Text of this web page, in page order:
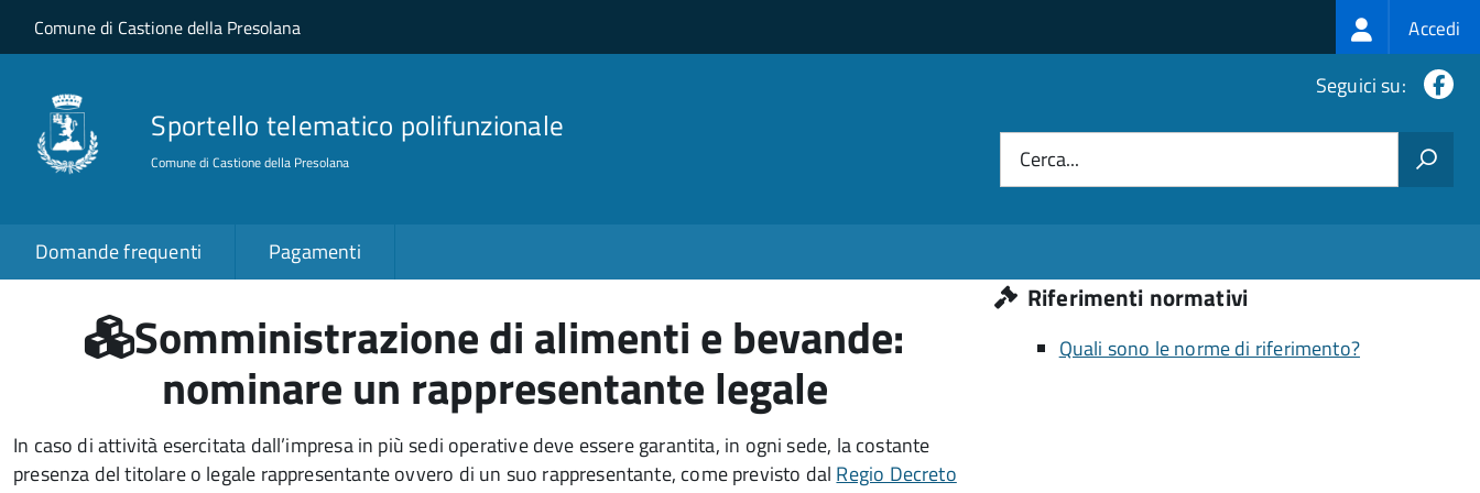
Salta al contenuto principale
Skip to site navigation
Comune di Castione della Presolana Login
menu
Accedi
Sportello telematico polifunzionale
Comune di Castione della Presolana
Seguici su:
Cerca...
Domande frequenti Pagamenti
Somministrazione di alimenti e bevande:
nominare un rappresentante legale
In caso di attività esercitata dall’impresa in più sedi operative deve essere garantita, in ogni sede, la costante
presenza del titolare o legale rappresentante ovvero di un suo rappresentante, come previsto dal Regio Decreto
Riferimenti normativi
Quali sono le norme di riferimento?